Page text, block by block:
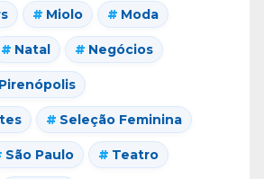
Miolo Moda
Natal Negócios
Pirenópolis
Seleção Feminina
São Paulo Teatro